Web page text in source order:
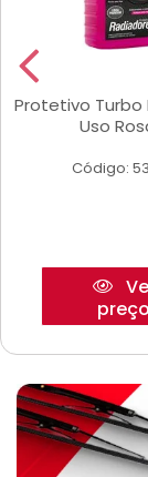
Protetivo Turbo
Uso
Código:
preço